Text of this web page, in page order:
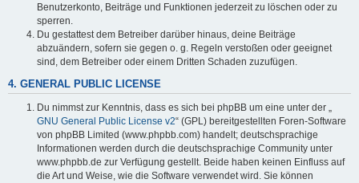
Benutzerkonto, Beiträge und Funktionen jederzeit zu löschen oder zu
sperren.
Du gestattest dem Betreiber darüber hinaus, deine Beiträge
abzuändern, sofern sie gegen o. g. Regeln verstoßen oder geeignet
sind, dem Betreiber oder einem Dritten Schaden zuzufügen.
4. GENERAL PUBLIC LICENSE
Du nimmst zur Kenntnis, dass es sich bei phpBB um eine unter der „
GNU General Public License v2“ (GPL) bereitgestellten Foren-Software
von phpBB Limited (www.phpbb.com) handelt; deutschsprachige
Informationen werden durch die deutschsprachige Community unter
www.phpbb.de zur Verfügung gestellt. Beide haben keinen Einfluss auf
die Art und Weise, wie die Software verwendet wird. Sie können